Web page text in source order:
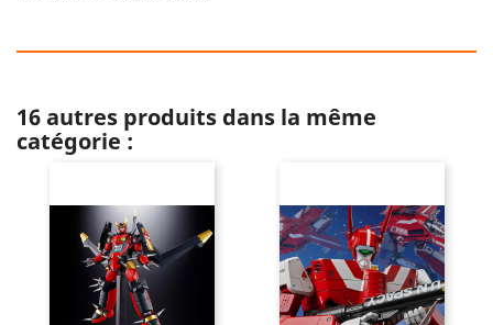
16 autres produits dans la même
catégorie :